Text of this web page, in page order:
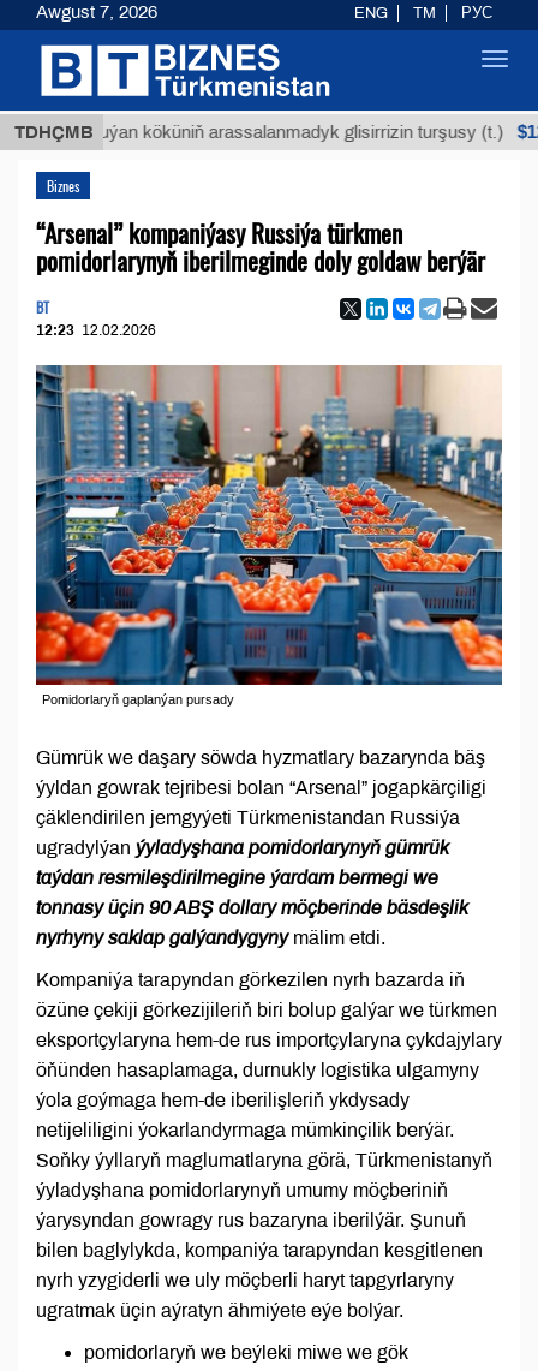
TDHÇMB
Buýan köküniň arassalanmadyk glisirrizin turşusy (t.) $12935,18
Biznes
“Arsenal” kompaniýasy Russiýa türkmen
pomidorlarynyň iberilmeginde doly goldaw berýär
BT
12:23 12.02.2026
Pomidorlaryň gaplanýan pursady
Gümrük we daşary söwda hyzmatlary bazarynda bäş
ýyldan gowrak tejribesi bolan “Arsenal” jogapkärçiligi
çäklendirilen jemgyýeti Türkmenistandan Russiýa
ugradylýan ýyladyşhana pomidorlarynyň gümrük
taýdan resmileşdirilmegine ýardam bermegi we
tonnasy üçin 90 ABŞ dollary möçberinde bäsdeşlik
nyrhyny saklap galýandygynymälim etdi.
Kompaniýa tarapyndan görkezilen nyrh bazarda iň
özüne çekiji görkezijileriň biri bolup galýar we türkmen
eksportçylaryna hem-de rus importçylaryna çykdajylary
öňünden hasaplamaga, durnukly logistika ulgamyny
ýola goýmaga hem-de iberilişleriň ykdysady
netijeliligini ýokarlandyrmaga mümkinçilik berýär.
Soňky ýyllaryň maglumatlaryna görä, Türkmenistanyň
ýyladyşhana pomidorlarynyň umumy möçberiniň
ýarysyndan gowragy rus bazaryna iberilýär. Şunuň
bilen baglylykda, kompaniýa tarapyndan kesgitlenen
nyrh yzygiderli we uly möçberli haryt tapgyrlaryny
ugratmak üçin aýratyn ähmiýete eýe bolýar.
pomidorlaryň we beýleki miwe we gök
Awgust 7, 2026 ENG TM РУС